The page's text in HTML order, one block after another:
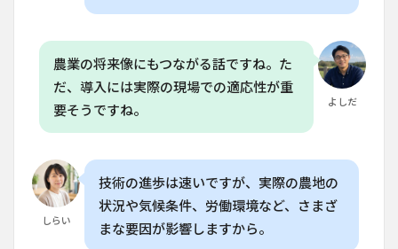
ット
は農
置き
換え
か？
6.5
Q. 日
よしだ
農業の将来像にもつながる話ですね。た
だ、導入には実際の現場での適応性が重
要そうですね。
しらい
技術の進歩は速いですが、実際の農地の
状況や気候条件、労働環境など、さまざ
まな要因が影響しますから。